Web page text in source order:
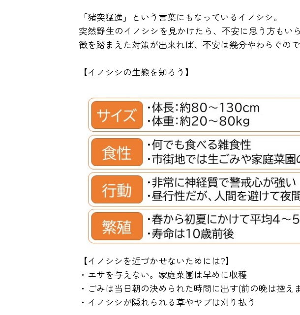
「猪突猛進」という言葉にもなっているイノシシ。
突然野生のイノシシを見かけたら、不安に思う方も
徴を踏まえた対策が出来れば、不安は幾分やわらぐので
【イノシシの生態を知ろう】
【イノシシを近づかせないためには?】
・エサを与えない。家庭菜園は早めに収穫
・ごみは当日朝の決められた時間に出す(前の晩は控え
・イノシシが隠れられる草やヤブは刈り払う